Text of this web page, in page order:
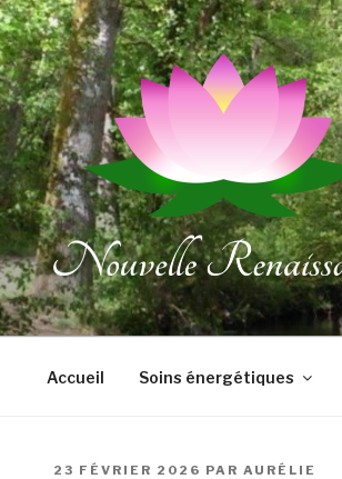
Aller
au
contenu
principal
Accueil Soins énergétiques
PUBLIÉ
23 FÉVRIER 2026 PAR AURÉLIE